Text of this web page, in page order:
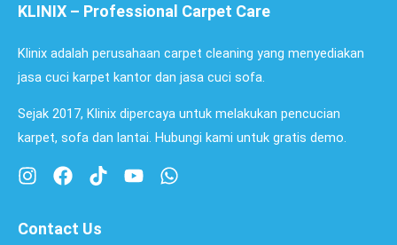
KLINIX – Professional Carpet Care
Klinix adalah perusahaan carpet cleaning yang menyediakan
jasa cuci karpet kantor dan jasa cuci sofa.
Sejak 2017, Klinix dipercaya untuk melakukan pencucian
karpet, sofa dan lantai. Hubungi kami untuk gratis demo.
Contact Us